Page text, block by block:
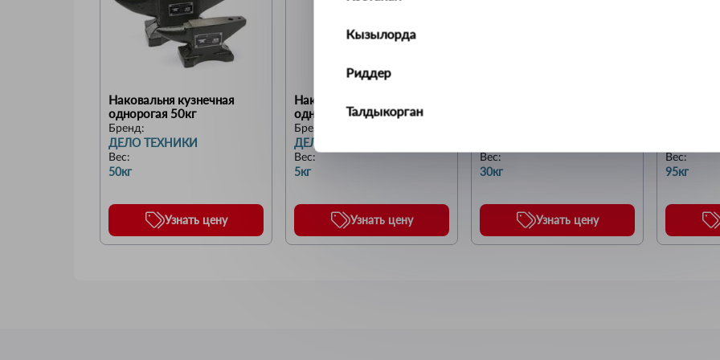
Кызылорда
Риддер
Талдыкорган
Уральск
Шымкент
Наковальня кузнечная
однорогая 50кг
Бренд:
ДЕЛО ТЕХНИКИ
Вес:
50кг
Узнать цену
Наковальня кузнечная
однорогая  5кг
Бренд:
ДЕЛО ТЕХНИКИ
Вес:
5кг
Узнать цену
Вес:
30кг
Узнать цену
Вес:
95кг